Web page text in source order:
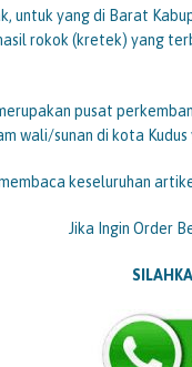
untuk yang di Barat
rokok (kretek) yang
pusat
wali/sunan di kota Kudus
keseluruhan
Jika Ingin Order